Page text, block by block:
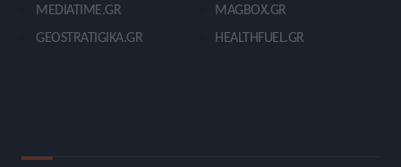
MEDIATIME.GR
GEOSTRATIGIKA.GR
MAGBOX.GR
HEALTHFUEL.GR